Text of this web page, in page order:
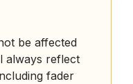
be affected
always reflect
fader